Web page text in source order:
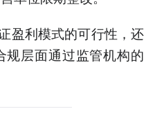
盈利模式的可行性，还
规层面通过监管机构的